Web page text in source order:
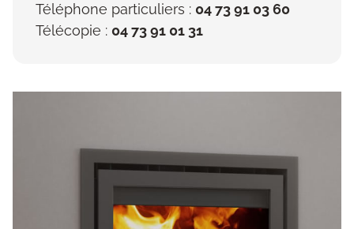
Téléphone particuliers : 04 73 91 03 60
Télécopie : 04 73 91 01 31